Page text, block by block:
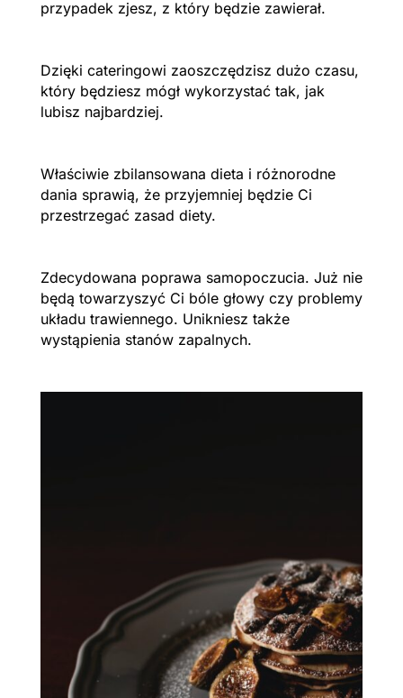
przypadek zjesz, z który będzie zawierał.
Dzięki cateringowi zaoszczędzisz dużo czasu,
który będziesz mógł wykorzystać tak, jak
lubisz najbardziej.
Właściwie zbilansowana dieta i różnorodne
dania sprawią, że przyjemniej będzie Ci
przestrzegać zasad diety.
Zdecydowana poprawa samopoczucia. Już nie
będą towarzyszyć Ci bóle głowy czy problemy
układu trawiennego. Unikniesz także
wystąpienia stanów zapalnych.